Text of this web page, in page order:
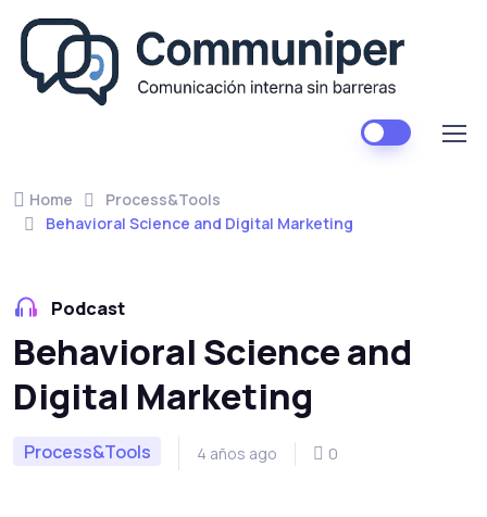
Home
Process&Tools
Behavioral Science and Digital Marketing
Podcast
Behavioral Science and
Digital Marketing
Process&Tools 4 años ago 0